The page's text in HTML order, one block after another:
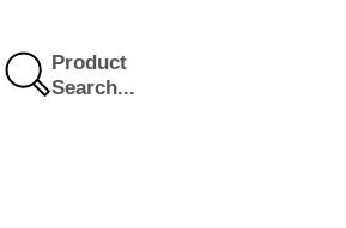
Product
Search...